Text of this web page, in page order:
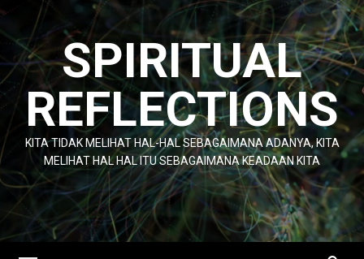
Skip
content
SPIRITUAL
REFLECTIONS
KITA TIDAK MELIHAT HAL-HAL SEBAGAIMANA ADANYA, KITA
MELIHAT HAL HAL ITU SEBAGAIMANA KEADAAN KITA